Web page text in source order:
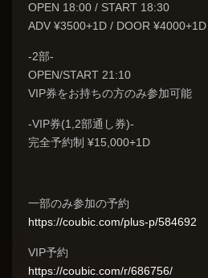
OPEN 18:00 / START 18:30
ADV ¥3500+1D / DOOR ¥4000+1D
-2部-
OPEN/START 21:10
VIP券をお持ちの方のみ参加可能
-VIP券(1,2部通し券)-
完全予約制 ¥15,000+1D
一部のみ参加の予約
https://coubic.com/plus-p/584692
VIP予約
https://coubic.com/r/686756/